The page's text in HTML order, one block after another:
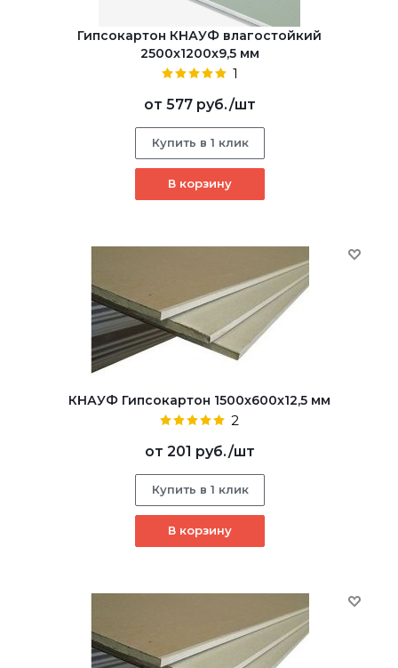
Гипсокартон КНАУФ влагостойкий
2500x1200x9,5 мм
1
от 577 руб./шт
Купить в 1 клик
В корзину
КНАУФ Гипсокартон 1500x600x12,5 мм
2
от 201 руб./шт
Купить в 1 клик
В корзину